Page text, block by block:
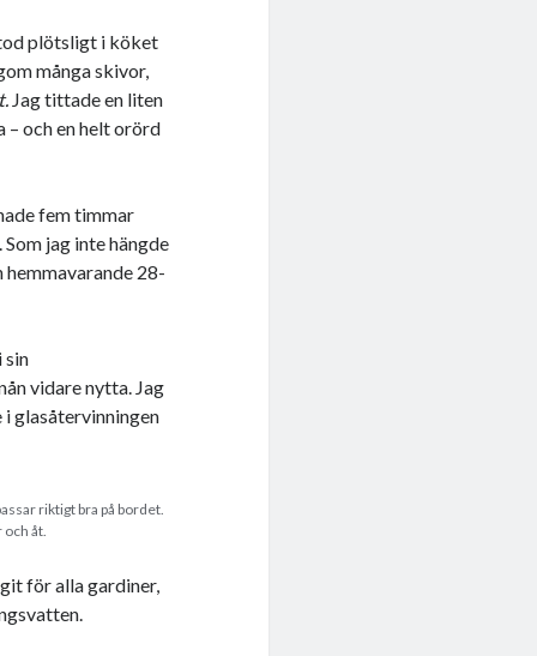
plötsligt i köket
många skivor,
Jag tittade en liten
– och en helt orörd
fem timmar
jag inte hängde
28-
sin
vidare nytta. Jag
glasåtervinningen
riktigt bra på bordet.
och åt.
för alla gardiner,